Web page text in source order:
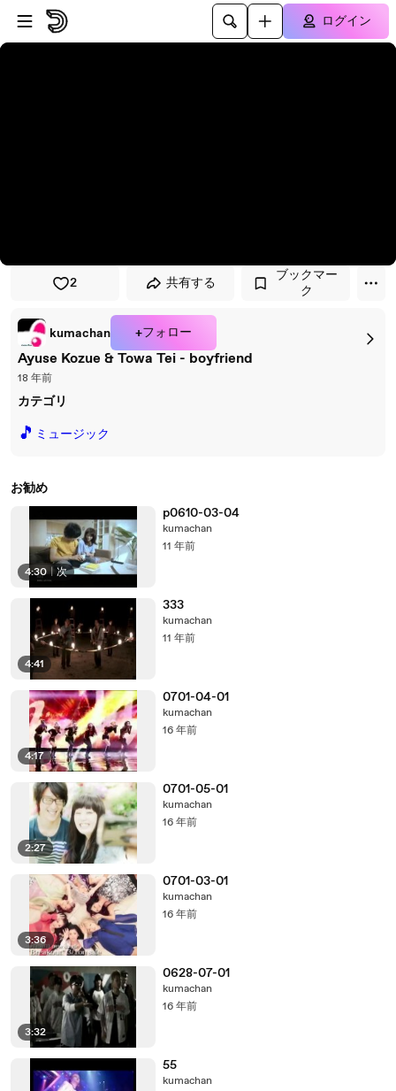
プレイヤーにスキップ
メインコンテンツにスキップ
ログイン
2 共有する
ブックマー
ク
kumachan +フォロー
Ayuse Kozue & Towa Tei - boyfriend
18 年前
カテゴリ
🎵 ミュージック
お勧め
4:30 | 次
p0610-03-04
kumachan
11 年前
4:41
333
kumachan
11 年前
4:17
0701-04-01
kumachan
16 年前
2:27
0701-05-01
kumachan
16 年前
3:36
0701-03-01
kumachan
16 年前
3:32
0628-07-01
kumachan
16 年前
55
kumachan